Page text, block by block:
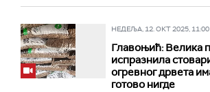
НЕДЕЉА, 12. ОКТ 2025, 11:00
Главоњић: Велика
испразнила
огревног дрвета
готово нигде